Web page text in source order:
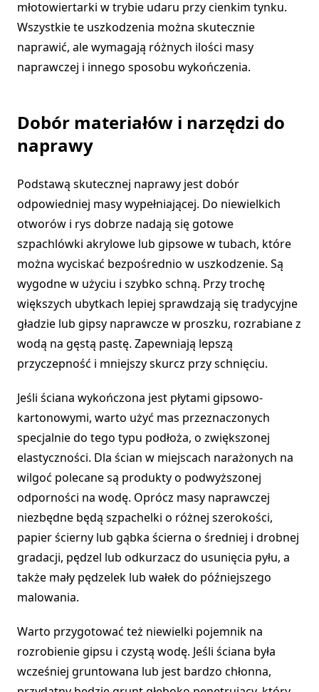
młotowiertarki w trybie udaru przy cienkim tynku.
Wszystkie te uszkodzenia można skutecznie
naprawić, ale wymagają różnych ilości masy
naprawczej i innego sposobu wykończenia.
Dobór materiałów i narzędzi do
naprawy
Podstawą skutecznej naprawy jest dobór
odpowiedniej masy wypełniającej. Do niewielkich
otworów i rys dobrze nadają się gotowe
szpachlówki akrylowe lub gipsowe w tubach, które
można wyciskać bezpośrednio w uszkodzenie. Są
wygodne w użyciu i szybko schną. Przy trochę
większych ubytkach lepiej sprawdzają się tradycyjne
gładzie lub gipsy naprawcze w proszku, rozrabiane z
wodą na gęstą pastę. Zapewniają lepszą
przyczepność i mniejszy skurcz przy schnięciu.
Jeśli ściana wykończona jest płytami gipsowo-
kartonowymi, warto użyć mas przeznaczonych
specjalnie do tego typu podłoża, o zwiększonej
elastyczności. Dla ścian w miejscach narażonych na
wilgoć polecane są produkty o podwyższonej
odporności na wodę. Oprócz masy naprawczej
niezbędne będą szpachelki o różnej szerokości,
papier ścierny lub gąbka ścierna o średniej i drobnej
gradacji, pędzel lub odkurzacz do usunięcia pyłu, a
także mały pędzelek lub wałek do późniejszego
malowania.
Warto przygotować też niewielki pojemnik na
rozrobienie gipsu i czystą wodę. Jeśli ściana była
wcześniej gruntowana lub jest bardzo chłonna,